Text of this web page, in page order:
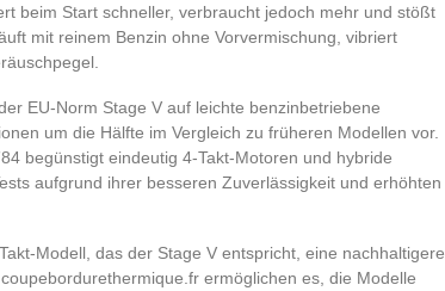
beim Start schneller, verbraucht jedoch mehr und stößt
mit reinem Benzin ohne Vorvermischung, vibriert
EU-Norm Stage V auf leichte benzinbetriebene
um die Hälfte im Vergleich zu früheren Modellen vor.
begünstigt eindeutig 4-Takt-Motoren und hybride
aufgrund ihrer besseren Zuverlässigkeit und erhöhten
Modell, das der Stage V entspricht, eine nachhaltigere
ermöglichen es, die Modelle